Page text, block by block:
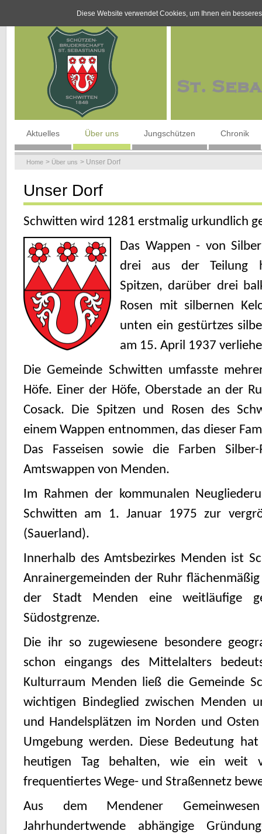
Navigation
überspringen
Aktuelles Über uns Jungschützen Chronik
Home Über uns Unser Dorf
Unser Dorf
Schwitten wird 1281 erstmalig urkundlich
Das Wappen - von
drei aus der Teilung
Spitzen, darüber drei
Rosen mit silbernen
unten ein gestürtzes
am 15. April 1937
Die Gemeinde Schwitten umfasste
Höfe. Einer der Höfe, Oberstade an der
Cosack. Die Spitzen und Rosen des
einem Wappen entnommen, das dieser
Das Fasseisen sowie die Farben
Amtswappen von Menden.
Im Rahmen der kommunalen
Schwitten am 1. Januar 1975 zur
(Sauerland).
Innerhalb des Amtsbezirkes Menden ist
Anrainergemeinden der Ruhr
der Stadt Menden eine weitläufige
Südostgrenze.
Die ihr so zugewiesene besondere
schon eingangs des Mittelalters
Kulturraum Menden ließ die Gemeinde
wichtigen Binde­glied zwischen Menden
und Handelsplätzen im Norden und
Umgebung werden. Diese Bedeutung
heutigen Tag behalten, wie ein weit
frequentiertes Wege- und Straßennetz
Aus dem Mendener
Jahrhundertwende abhängige
Diese Website verwendet Cookies, um Ihnen ein